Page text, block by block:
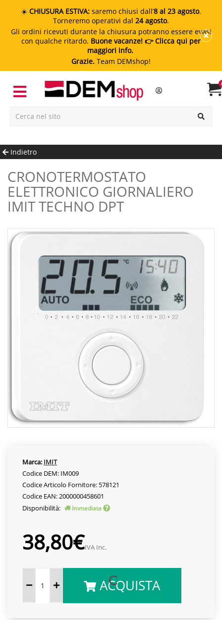
☀️ CHIUSURA ESTIVA: saremo chiusi dall’8 al 23 agosto.
Torneremo operativi dal 24 agosto.
Gli ordini ricevuti durante la chiusura potranno essere evasi
con qualche ritardo. Buone vacanze! 👉 Clicca qui per
maggiori info.
Grazie. Team DEMshop!
Indietro
CRONOTERMOSTATO
ELETTRONICO GIORNALIERO
IMIT TECHNO DPT
Marca: IMIT
Codice DEM: IM009
Codice Articolo Fornitore: 578121
Codice EAN: 2000000458601
Disponibilità:
Immediata
38,80€IVA Inc.
ACQUISTA